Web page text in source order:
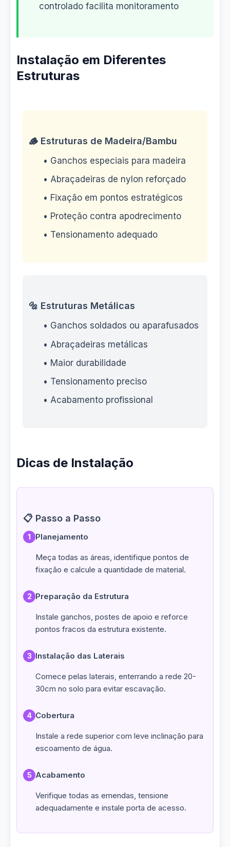
controlado facilita monitoramento
Instalação em Diferentes
Estruturas
🪵 Estruturas de Madeira/Bambu
• Ganchos especiais para madeira
• Abraçadeiras de nylon reforçado
• Fixação em pontos estratégicos
• Proteção contra apodrecimento
• Tensionamento adequado
🔩 Estruturas Metálicas
• Ganchos soldados ou aparafusados
• Abraçadeiras metálicas
• Maior durabilidade
• Tensionamento preciso
• Acabamento profissional
Dicas de Instalação
📋 Passo a Passo
1 Planejamento
Meça todas as áreas, identifique pontos de
fixação e calcule a quantidade de material.
2 Preparação da Estrutura
Instale ganchos, postes de apoio e reforce
pontos fracos da estrutura existente.
3 Instalação das Laterais
Comece pelas laterais, enterrando a rede 20-
30cm no solo para evitar escavação.
4 Cobertura
Instale a rede superior com leve inclinação para
escoamento de água.
5 Acabamento
Verifique todas as emendas, tensione
adequadamente e instale porta de acesso.